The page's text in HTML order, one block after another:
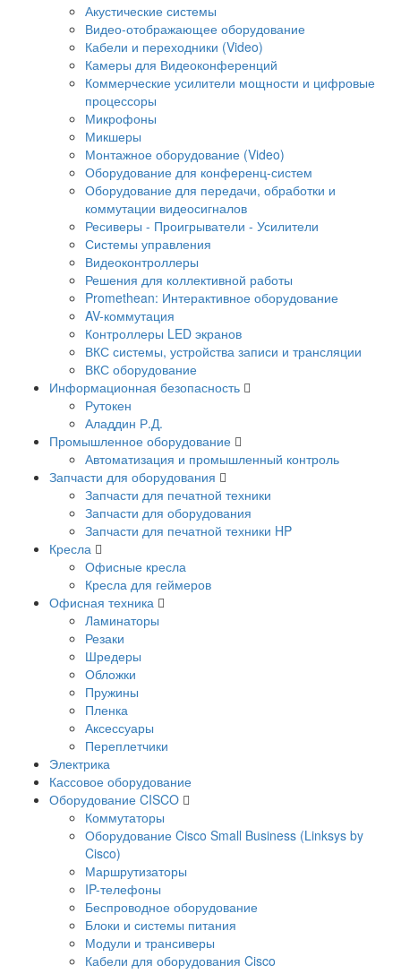
Акустические системы
Видео-отображающее оборудование
Кабели и переходники (Video)
Камеры для Видеоконференций
Коммерческие усилители мощности и цифровые
процессоры
Микрофоны
Микшеры
Монтажное оборудование (Video)
Оборудование для конференц-систем
Оборудование для передачи, обработки и
коммутации видеосигналов
Ресиверы - Проигрыватели - Усилители
Системы управления
Видеоконтроллеры
Решения для коллективной работы
Promethean: Интерактивное оборудование
AV-коммутация
Контроллеры LED экранов
ВКС системы, устройства записи и трансляции
ВКС оборудование
Информационная безопасность
Рутокен
Аладдин Р.Д.
Промышленное оборудование
Автоматизация и промышленный контроль
Запчасти для оборудования
Запчасти для печатной техники
Запчасти для оборудования
Запчасти для печатной техники HP
Кресла
Офисные кресла
Кресла для геймеров
Офисная техника
Ламинаторы
Резаки
Шредеры
Обложки
Пружины
Пленка
Аксессуары
Переплетчики
Электрика
Кассовое оборудование
Оборудование CISCO
Коммутаторы
Оборудование Cisco Small Business (Linksys by
Cisco)
Маршрутизаторы
IP-телефоны
Беспроводное оборудование
Блоки и системы питания
Модули и трансиверы
Кабели для оборудования Cisco